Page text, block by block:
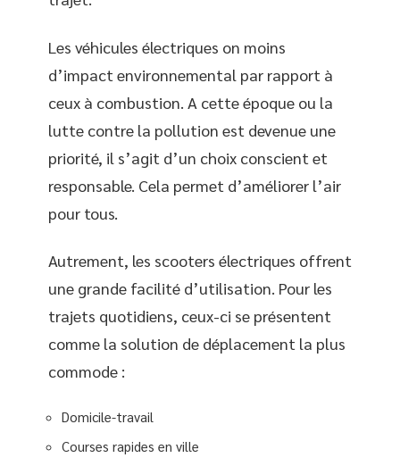
Les véhicules électriques on moins
d’impact environnemental par rapport à
ceux à combustion. A cette époque ou la
lutte contre la pollution est devenue une
priorité, il s’agit d’un choix conscient et
responsable. Cela permet d’améliorer l’air
pour tous.
Autrement, les scooters électriques offrent
une grande facilité d’utilisation. Pour les
trajets quotidiens, ceux-ci se présentent
comme la solution de déplacement la plus
commode :
Domicile-travail
Courses rapides en ville